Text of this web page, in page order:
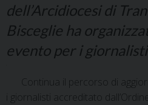
dell’Arcidiocesi di
Bisceglie ha
evento per i
Continua il percorso di
i giornalisti accreditato